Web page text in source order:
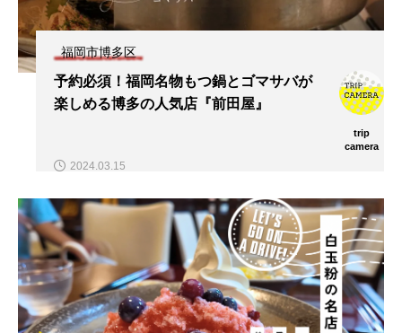
福岡市博多区
予約必須！福岡名物もつ鍋とゴマサバが
楽しめる博多の人気店『前田屋』
trip
camera
2024.03.15